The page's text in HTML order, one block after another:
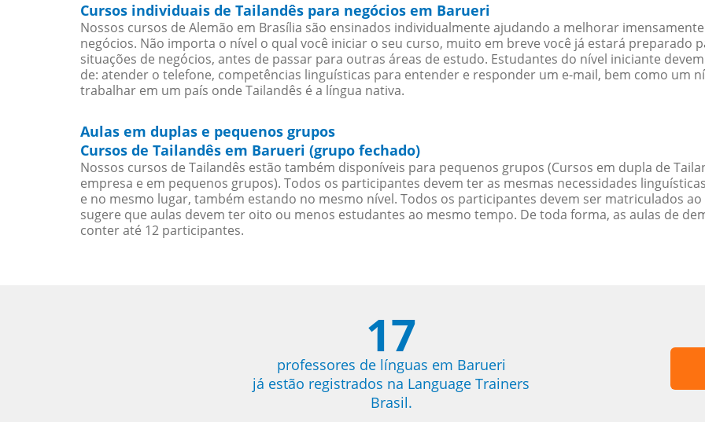
Cursos individuais de Tailandês para negócios em Barueri
Nossos cursos de Alemão em Brasília são ensinados individualmente ajudando a melhorar
negócios. Não importa o nível o qual você iniciar o seu curso, muito em breve você já estará preparado
situações de negócios, antes de passar para outras áreas de estudo. Estudantes do nível iniciante
de: atender o telefone, competências linguísticas para entender e responder um e-mail, bem como um
trabalhar em um país onde Tailandês é a língua nativa.
Aulas em duplas e pequenos grupos
Cursos de Tailandês em Barueri (grupo fechado)
Nossos cursos de Tailandês estão também disponíveis para pequenos grupos (Cursos em dupla de
empresa e em pequenos grupos). Todos os participantes devem ter as mesmas necessidades
e no mesmo lugar, também estando no mesmo nível. Todos os participantes devem ser matriculados
sugere que aulas devem ter oito ou menos estudantes ao mesmo tempo. De toda forma, as aulas de
conter até 12 participantes.
17
professores de línguas em Barueri
já estão registrados na Language Trainers
Brasil.